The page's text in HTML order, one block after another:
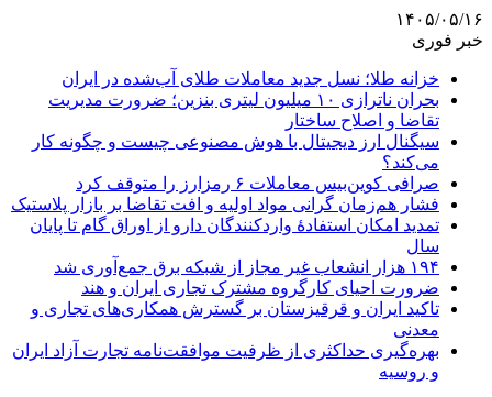
۱۴۰۵/۰۵/۱۶
خبر فوری
خزانه طلا؛ نسل جدید معاملات طلای آب‌شده در ایران
بحران ناترازی ۱۰ میلیون لیتری بنزین؛ ضرورت مدیریت
تقاضا و اصلاح ساختار
سیگنال ارز دیجیتال با هوش مصنوعی چیست و چگونه کار
می‌کند؟
صرافی کوین‌بیس معاملات ۶ رمزارز را متوقف کرد
فشار هم‌زمان گرانی مواد اولیه و افت تقاضا بر بازار پلاستیک
تمدید امکان استفادۀ واردکنندگان دارو از اوراق گام تا پایان
سال
۱۹۴ هزار انشعاب غیر مجاز از شبکه برق جمع‌آوری شد
ضرورت احیای کارگروه مشترک تجاری ایران و هند
تاکید ایران و قرقیزستان بر گسترش همکاری‌های تجاری و
معدنی
بهره‌گیری حداکثری از ظرفیت موافقت‌نامه تجارت آزاد ایران
و روسیه